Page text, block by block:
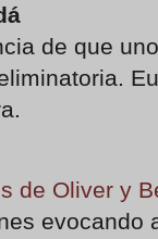
de que
de Oliver y
evocando